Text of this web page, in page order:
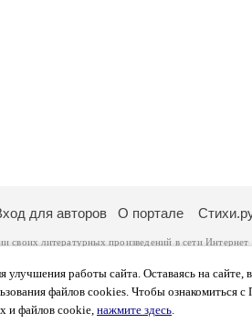
работы сайта. Оставаясь на сайте,
файлов cookies. Чтобы ознакомиться с
и файлов cookie, нажмите здесь.
для авторов О портале
своих литературных произведений в сети
произведений возможна только с согласия его
на основании
также можете посмотреть более подробную
в общей сумме просматривают более двух
количество просмотров и количество